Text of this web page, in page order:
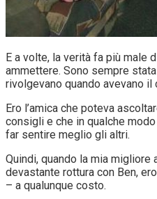
E a volte, la verità fa più male
ammettere. Sono sempre
rivolgevano quando avevano il
Ero l’amica che poteva
consigli e che in qualche
far sentire meglio gli altri.
Quindi, quando la mia migliore
devastante rottura con Ben,
– a qualunque costo.